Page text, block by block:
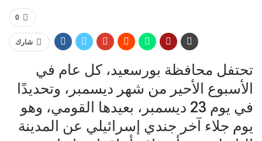
0
شارك
تحتفل محافظة بورسعيد، كل عام في
الأسبوع الأحير من شهر ديسمبر، وتحديدًا
في يوم 23 ديسمبر، بعيدها القومي، وهو
يوم جلاء آخر جندي إسرائيلي عن المدينة